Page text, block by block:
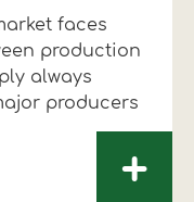
χωράφι
του
- Ένδυση
faces
production
always
producers
+